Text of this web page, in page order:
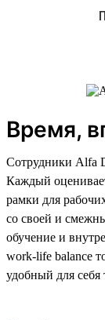
Время,
Сотрудники Alfa
Каждый
рамки для
со своей и
обучение и
work-life balance
удобный для